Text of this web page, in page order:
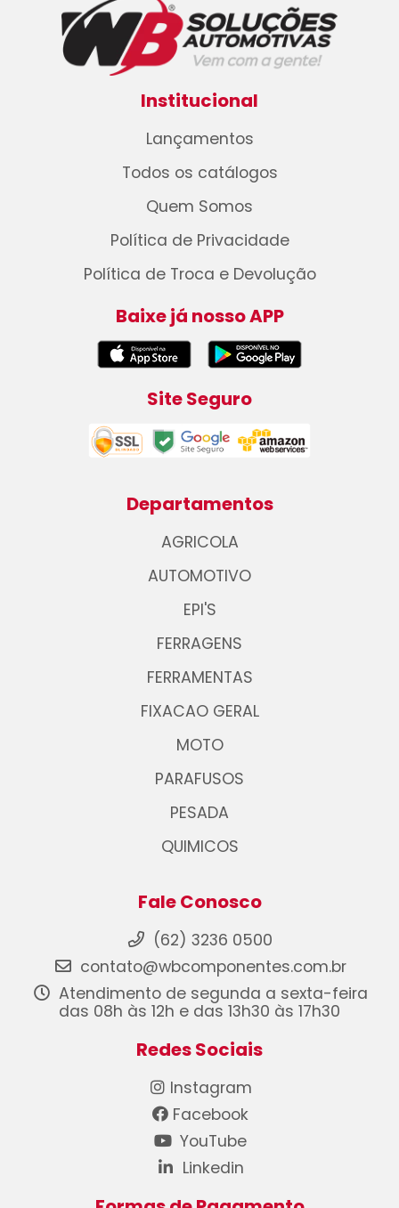
Institucional
Lançamentos
Todos os catálogos
Quem Somos
Política de Privacidade
Política de Troca e Devolução
Baixe já nosso APP
Site Seguro
Departamentos
AGRICOLA
AUTOMOTIVO
EPI'S
FERRAGENS
FERRAMENTAS
FIXACAO GERAL
MOTO
PARAFUSOS
PESADA
QUIMICOS
Fale Conosco
(62) 3236 0500
contato@wbcomponentes.com.br
Atendimento de segunda a sexta-feira
das 08h às 12h e das 13h30 às 17h30
Redes Sociais
Instagram
Facebook
YouTube
Linkedin